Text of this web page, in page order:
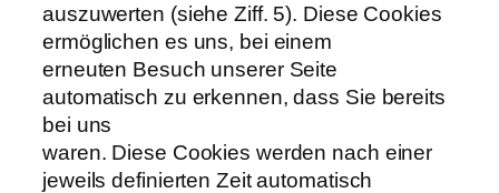
auszuwerten (siehe Ziff. 5). Diese Cookies
ermöglichen es uns, bei einem
erneuten Besuch unserer Seite
automatisch zu erkennen, dass Sie bereits
bei uns
waren. Diese Cookies werden nach einer
jeweils definierten Zeit automatisch